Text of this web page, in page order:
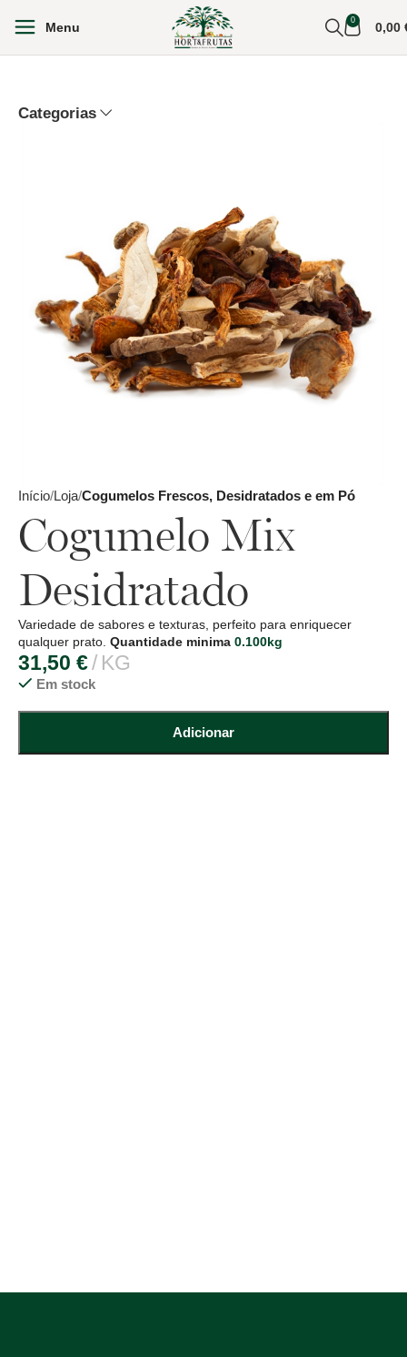
Menu 0 0,00
Categorias
Início Loja Cogumelos Frescos, Desidratados e em Pó
Cogumelo Mix
Desidratado
Variedade de sabores e texturas, perfeito para enriquecer
qualquer prato. Quantidade minima 0.100kg
31,50 € KG
Em stock
Adicionar